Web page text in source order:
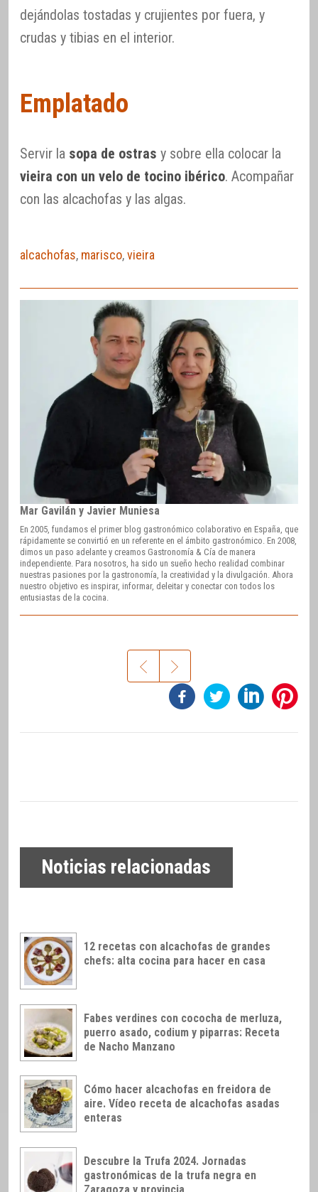
dejándolas tostadas y crujientes por fuera, y
crudas y tibias en el interior.
Emplatado
Servir la sopa de ostras y sobre ella colocar la
vieira con un velo de tocino ibérico. Acompañar
con las alcachofas y las algas.
alcachofas, marisco,vieira
Mar Gavilán y Javier Muniesa
En 2005, fundamos el primer blog gastronómico colaborativo en España, que
rápidamente se convirtió en un referente en el ámbito gastronómico. En 2008,
dimos un paso adelante y creamos Gastronomía & Cía de manera
independiente. Para nosotros, ha sido un sueño hecho realidad combinar
nuestras pasiones por la gastronomía, la creatividad y la divulgación. Ahora
nuestro objetivo es inspirar, informar, deleitar y conectar con todos los
entusiastas de la cocina.
Noticias relacionadas
12 recetas con alcachofas de grandes
chefs: alta cocina para hacer en casa
Fabes verdines con cococha de merluza,
puerro asado, codium y piparras: Receta
de Nacho Manzano
Cómo hacer alcachofas en freidora de
aire. Vídeo receta de alcachofas asadas
enteras
Descubre la Trufa 2024. Jornadas
gastronómicas de la trufa negra en